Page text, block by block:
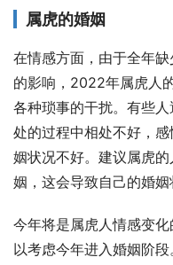
属虎的婚姻
在情感方面，由于全年
的影响，2022年属虎人
各种琐事的干扰。有些
处的过程中相处不好，
姻状况不好。建议属虎
姻，这会导致自己的婚
今年将是属虎人情感变
以考虑今年进入婚姻阶